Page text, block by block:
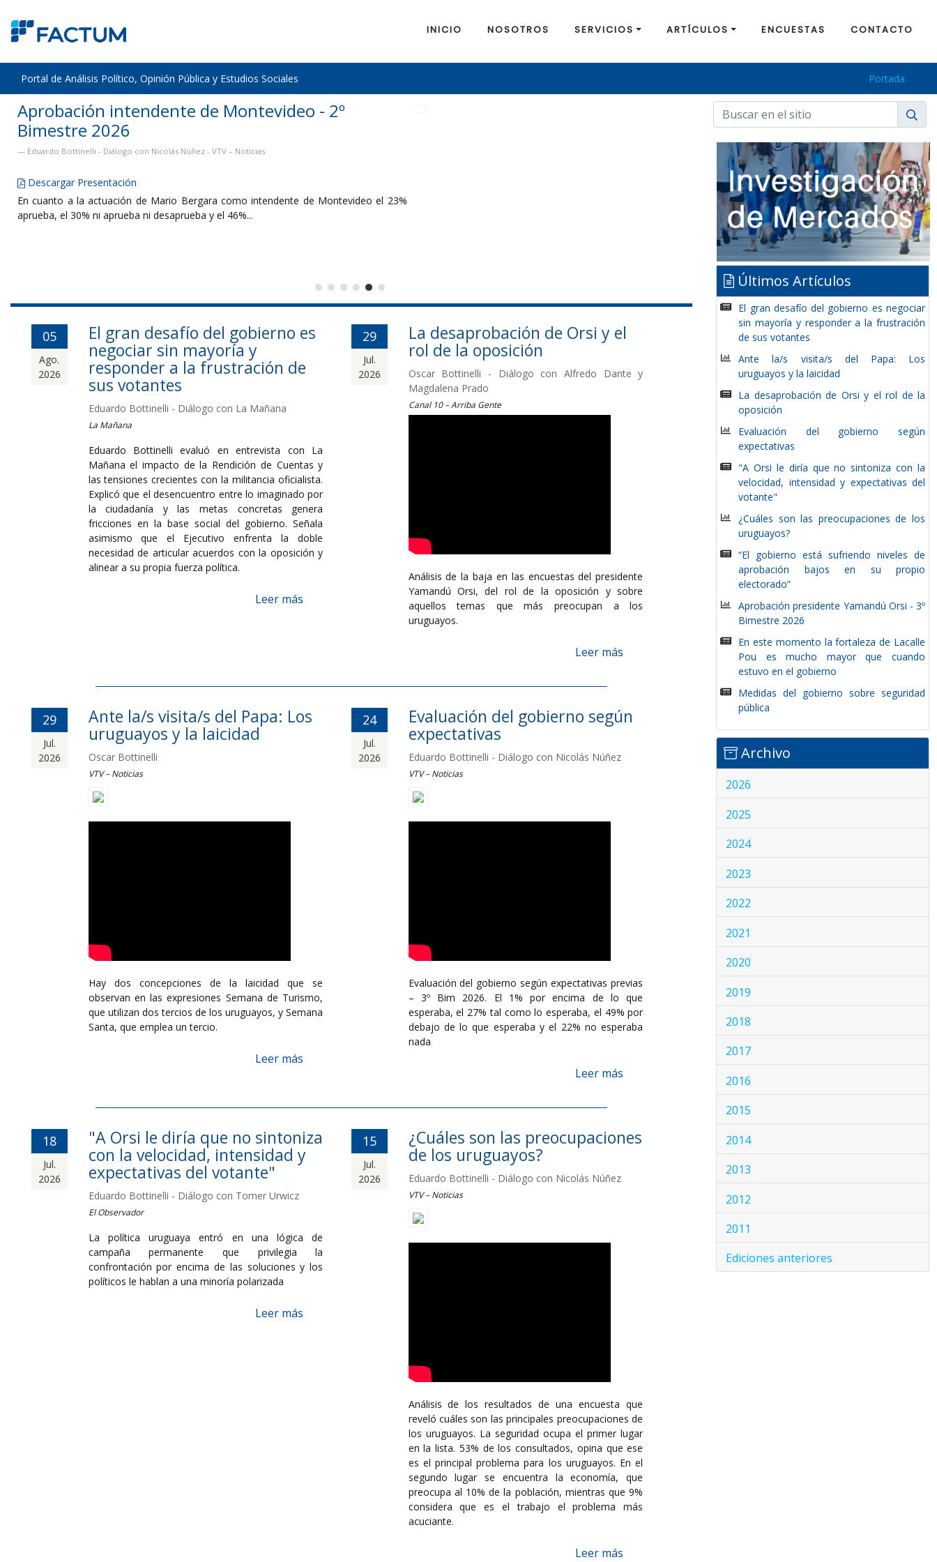
INICIO NOSOTROS SERVICIOS ARTÍCULOS ENCUESTAS CONTACTO
Portal de Análisis Político, Opinión Pública y Estudios Sociales Portada
Aprobación intendente de Montevideo - 2º
Bimestre 2026
Eduardo Bottinelli - Diálogo con Nicolás Núñez - VTV – Noticias
Descargar Presentación
En cuanto a la actuación de Mario Bergara como intendente de Montevideo el 23%
aprueba, el 30% ni aprueba ni desaprueba y el 46%...
05
Ago.
2026
El gran desafío del gobierno es
negociar sin mayoría y
responder a la frustración de
sus votantes
Eduardo Bottinelli - Diálogo con La Mañana
La Mañana
Eduardo Bottinelli evaluó en entrevista con La
Mañana el impacto de la Rendición de Cuentas y
las tensiones crecientes con la militancia oficialista.
Explicó que el desencuentro entre lo imaginado por
la ciudadanía y las metas concretas genera
fricciones en la base social del gobierno. Señala
asimismo que el Ejecutivo enfrenta la doble
necesidad de articular acuerdos con la oposición y
alinear a su propia fuerza política.
Leer más
29
Jul.
2026
La desaprobación de Orsi y el
rol de la oposición
Oscar Bottinelli - Diálogo con Alfredo Dante y
Magdalena Prado
Canal 10 – Arriba Gente
Análisis de la baja en las encuestas del presidente
Yamandú Orsi, del rol de la oposición y sobre
aquellos temas que más preocupan a los
uruguayos.
Leer más
29
Jul.
2026
Ante la/s visita/s del Papa: Los
uruguayos y la laicidad
Oscar Bottinelli
VTV – Noticias
Hay dos concepciones de la laicidad que se
observan en las expresiones Semana de Turismo,
que utilizan dos tercios de los uruguayos, y Semana
Santa, que emplea un tercio.
Leer más
24
Jul.
2026
Evaluación del gobierno según
expectativas
Eduardo Bottinelli - Diálogo con Nicolás Núñez
VTV – Noticias
Evaluación del gobierno según expectativas previas
– 3º Bim 2026. El 1% por encima de lo que
esperaba, el 27% tal como lo esperaba, el 49% por
debajo de lo que esperaba y el 22% no esperaba
nada
Leer más
18
Jul.
2026
"A Orsi le diría que no sintoniza
con la velocidad, intensidad y
expectativas del votante"
Eduardo Bottinelli - Diálogo con Tomer Urwicz
El Observador
La política uruguaya entró en una lógica de
campaña permanente que privilegia la
confrontación por encima de las soluciones y los
políticos le hablan a una minoría polarizada
Leer más
15
Jul.
2026
¿Cuáles son las preocupaciones
de los uruguayos?
Eduardo Bottinelli - Diálogo con Nicolás Núñez
VTV – Noticias
Análisis de los resultados de una encuesta que
reveló cuáles son las principales preocupaciones de
los uruguayos. La seguridad ocupa el primer lugar
en la lista. 53% de los consultados, opina que ese
es el principal problema para los uruguayos. En el
segundo lugar se encuentra la economía, que
preocupa al 10% de la población, mientras que 9%
considera que es el trabajo el problema más
acuciante.
Leer más
Últimos Artículos
El gran desafío del gobierno es negociar
sin mayoría y responder a la frustración
de sus votantes
Ante la/s visita/s del Papa: Los
uruguayos y la laicidad
La desaprobación de Orsi y el rol de la
oposición
Evaluación del gobierno según
expectativas
"A Orsi le diría que no sintoniza con la
velocidad, intensidad y expectativas del
votante"
¿Cuáles son las preocupaciones de los
uruguayos?
“El gobierno está sufriendo niveles de
aprobación bajos en su propio
electorado”
Aprobación presidente Yamandú Orsi - 3º
Bimestre 2026
En este momento la fortaleza de Lacalle
Pou es mucho mayor que cuando
estuvo en el gobierno
Medidas del gobierno sobre seguridad
pública
Archivo
2026
2025
2024
2023
2022
2021
2020
2019
2018
2017
2016
2015
2014
2013
2012
2011
Ediciones anteriores